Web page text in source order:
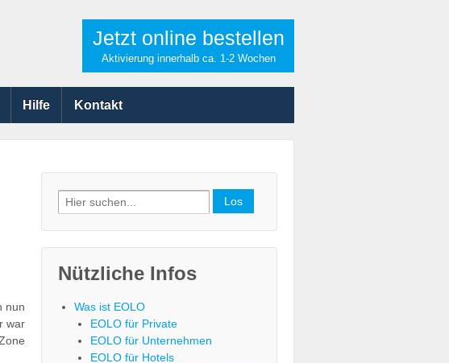
Jetzt online bestellen
Aktivierung innerhalb ca. 1-2 Wochen
Hilfe Kontakt
nun
war
Search
for:
Nützliche Infos
Was ist EOLO
EOLO für Private
EOLO für Unternehmen
EOLO für Hotels